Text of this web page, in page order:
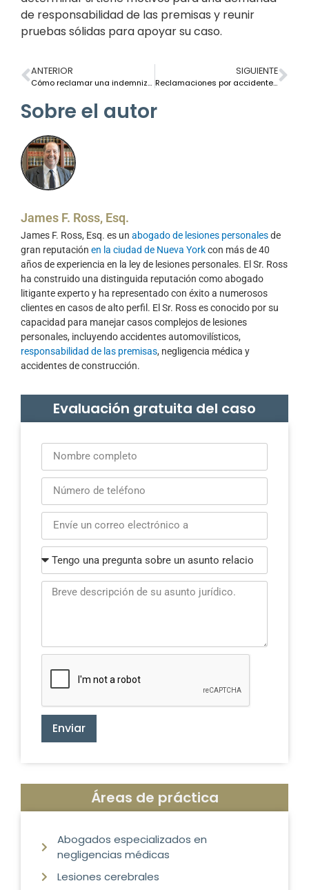
de responsabilidad de las premisas y reunir
pruebas sólidas para apoyar su caso.
ANTERIOR
Cómo reclamar una indemnización por mordeduras de perro en Nueva York
SIGUIENTE
Reclamaciones por accidentes por resbalones y caídas en propiedades privadas frente a públicas
Sobre el autor
James F. Ross, Esq.
James F. Ross, Esq. es un abogado de lesiones personalesde
gran reputación en la ciudad de Nueva Yorkcon más de 40
años de experiencia en la ley de lesiones personales. El Sr. Ross
ha construido una distinguida reputación como abogado
litigante experto y ha representado con éxito a numerosos
clientes en casos de alto perfil. El Sr. Ross es conocido por su
capacidad para manejar casos complejos de lesiones
personales, incluyendo accidentes automovilísticos,
responsabilidad de las premisas, negligencia médica y
accidentes de construcción.
Evaluación gratuita del caso
Enviar
Áreas de práctica
Abogados especializados en
negligencias médicas
Lesiones cerebrales